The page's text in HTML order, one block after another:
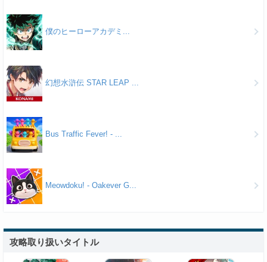
僕のヒーローアカデミ...
幻想水滸伝 STAR LEAP ...
Bus Traffic Fever! - ...
Meowdoku! - Oakever G...
攻略取り扱いタイトル